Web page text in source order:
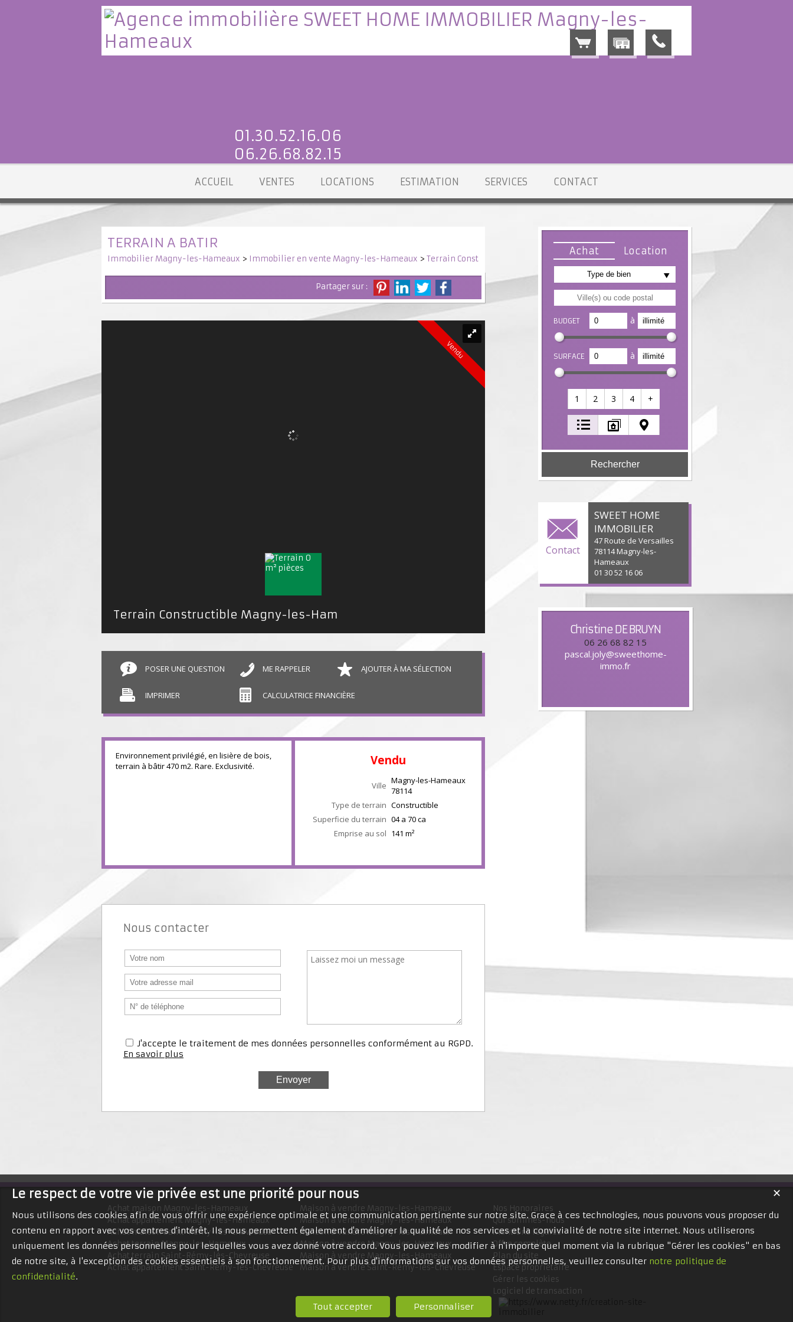
01.30.52.16.06
06.26.68.82.15
ACCUEIL VENTES LOCATIONS ESTIMATION SERVICES CONTACT
Achat Location
Type de bien
BUDGET à
SURFACE à
1 2 3 4 +
Contact
SWEET HOME
IMMOBILIER
47 Route de Versailles
78114 Magny-les-
Hameaux
01 30 52 16 06
Christine DE BRUYN
06 26 68 82 15
pascal.joly@sweethome-
immo.fr
TERRAIN A BATIR
Immobilier Magny-les-Hameaux > Immobilier en vente Magny-les-Hameaux > Terrain Constructible en vente Magny-les-Hameaux
Partager sur :
Vendu
POSER UNE QUESTION ME RAPPELER AJOUTER À MA SÉLECTION
IMPRIMER CALCULATRICE FINANCIÈRE
Environnement privilégié, en lisière de bois,
terrain à bâtir 470 m2. Rare. Exclusivité.
Vendu
Ville Magny-les-Hameaux
78114
Type de terrain Constructible
Superficie du terrain 04 a 70 ca
Emprise au sol 141 m²
Nous contacter
J'accepte le traitement de mes données personnelles conformément au RGPD.
En savoir plus
Achat maison Magny-les-Hameaux
Achat appartement Magny-les-Hameaux
Achat maison Saint-Rémy-lès-Chevreuse
Achat terrain Magny-les-Hameaux
Achat terrain Saint-Rémy-lès-Chevreuse
Achat appartement Saint-Rémy-lès-Chevreuse
Maison à vendre Magny-les-Hameaux
Maison à vendre Magny-les-Hameaux
Maison à vendre Magny-les-Hameaux
Maison à vendre Magny-les-Hameaux
Maison à vendre Magny-les-Hameaux
Maison à vendre Saint-Rémy-lès-Chevreuse
Nos Honoraires
Qui sommes-nous
Mentions légales
Offre complète
Plan du site
Espace propriétaire
Gérer les cookies
Logiciel de transaction
✕
Le respect de votre vie privée est une priorité pour nous
Nous utilisons des cookies afin de vous offrir une expérience optimale et une communication pertinente sur notre site. Grace à ces technologies, nous pouvons vous proposer du
contenu en rapport avec vos centres d'intérêt. Ils nous permettent également d'améliorer la qualité de nos services et la convivialité de notre site internet. Nous utiliserons
uniquement les données personnelles pour lesquelles vous avez donné votre accord. Vous pouvez les modifier à n'importe quel moment via la rubrique "Gérer les cookies" en bas
de notre site, à l'exception des cookies essentiels à son fonctionnement. Pour plus d'informations sur vos données personnelles, veuillez consulter notre politique de
confidentialité.
Tout accepter Personnaliser